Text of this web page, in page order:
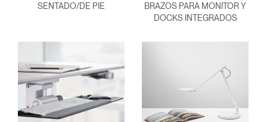
SENTADO/DE PIE
BRAZOS PARA MONITOR Y
DOCKS INTEGRADOS